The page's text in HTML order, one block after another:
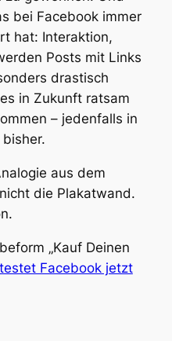
bei Facebook immer
hat: Interaktion,
Posts mit Links
drastisch
in Zukunft ratsam
– jedenfalls in
aus dem
die Plakatwand.
„Kauf Deinen
testet Facebook jetzt